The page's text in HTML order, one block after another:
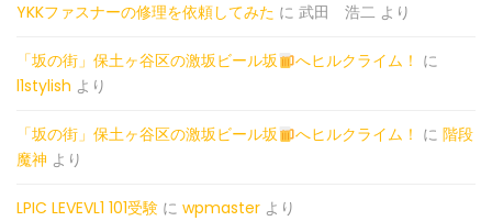
YKKファスナーの修理を依頼してみた に 武田 浩二 より
「坂の街」保土ヶ谷区の激坂ビール坂 へヒルクライム！ に
l1stylish より
「坂の街」保土ヶ谷区の激坂ビール坂 へヒルクライム！ に 階段
魔神 より
LPIC LEVEVL1 101受験 に wpmaster より